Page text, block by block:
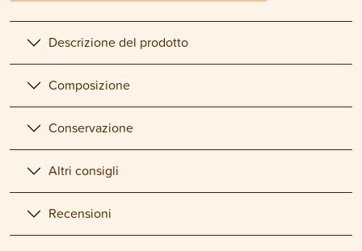
Descrizione del prodotto
Composizione
Conservazione
Altri consigli
Recensioni